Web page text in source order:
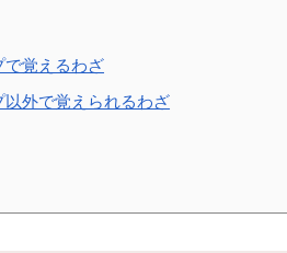
で覚えるわざ
以外で覚えられるわざ